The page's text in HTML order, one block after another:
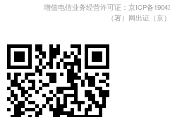
增值电信业务经营许可证：京ICP备
（署）网出证（京